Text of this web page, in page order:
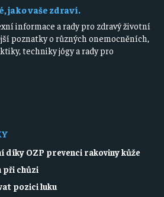
jako vaše zdraví.
informace a rady pro zdravý životní
poznatky o různých onemocněních,
techniky jógy a rady pro
díky OZP prevenci rakoviny kůže
při chůzi
pozici luku